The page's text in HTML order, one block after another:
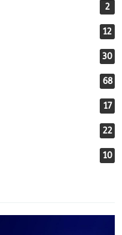
2
12
30
68
17
22
10